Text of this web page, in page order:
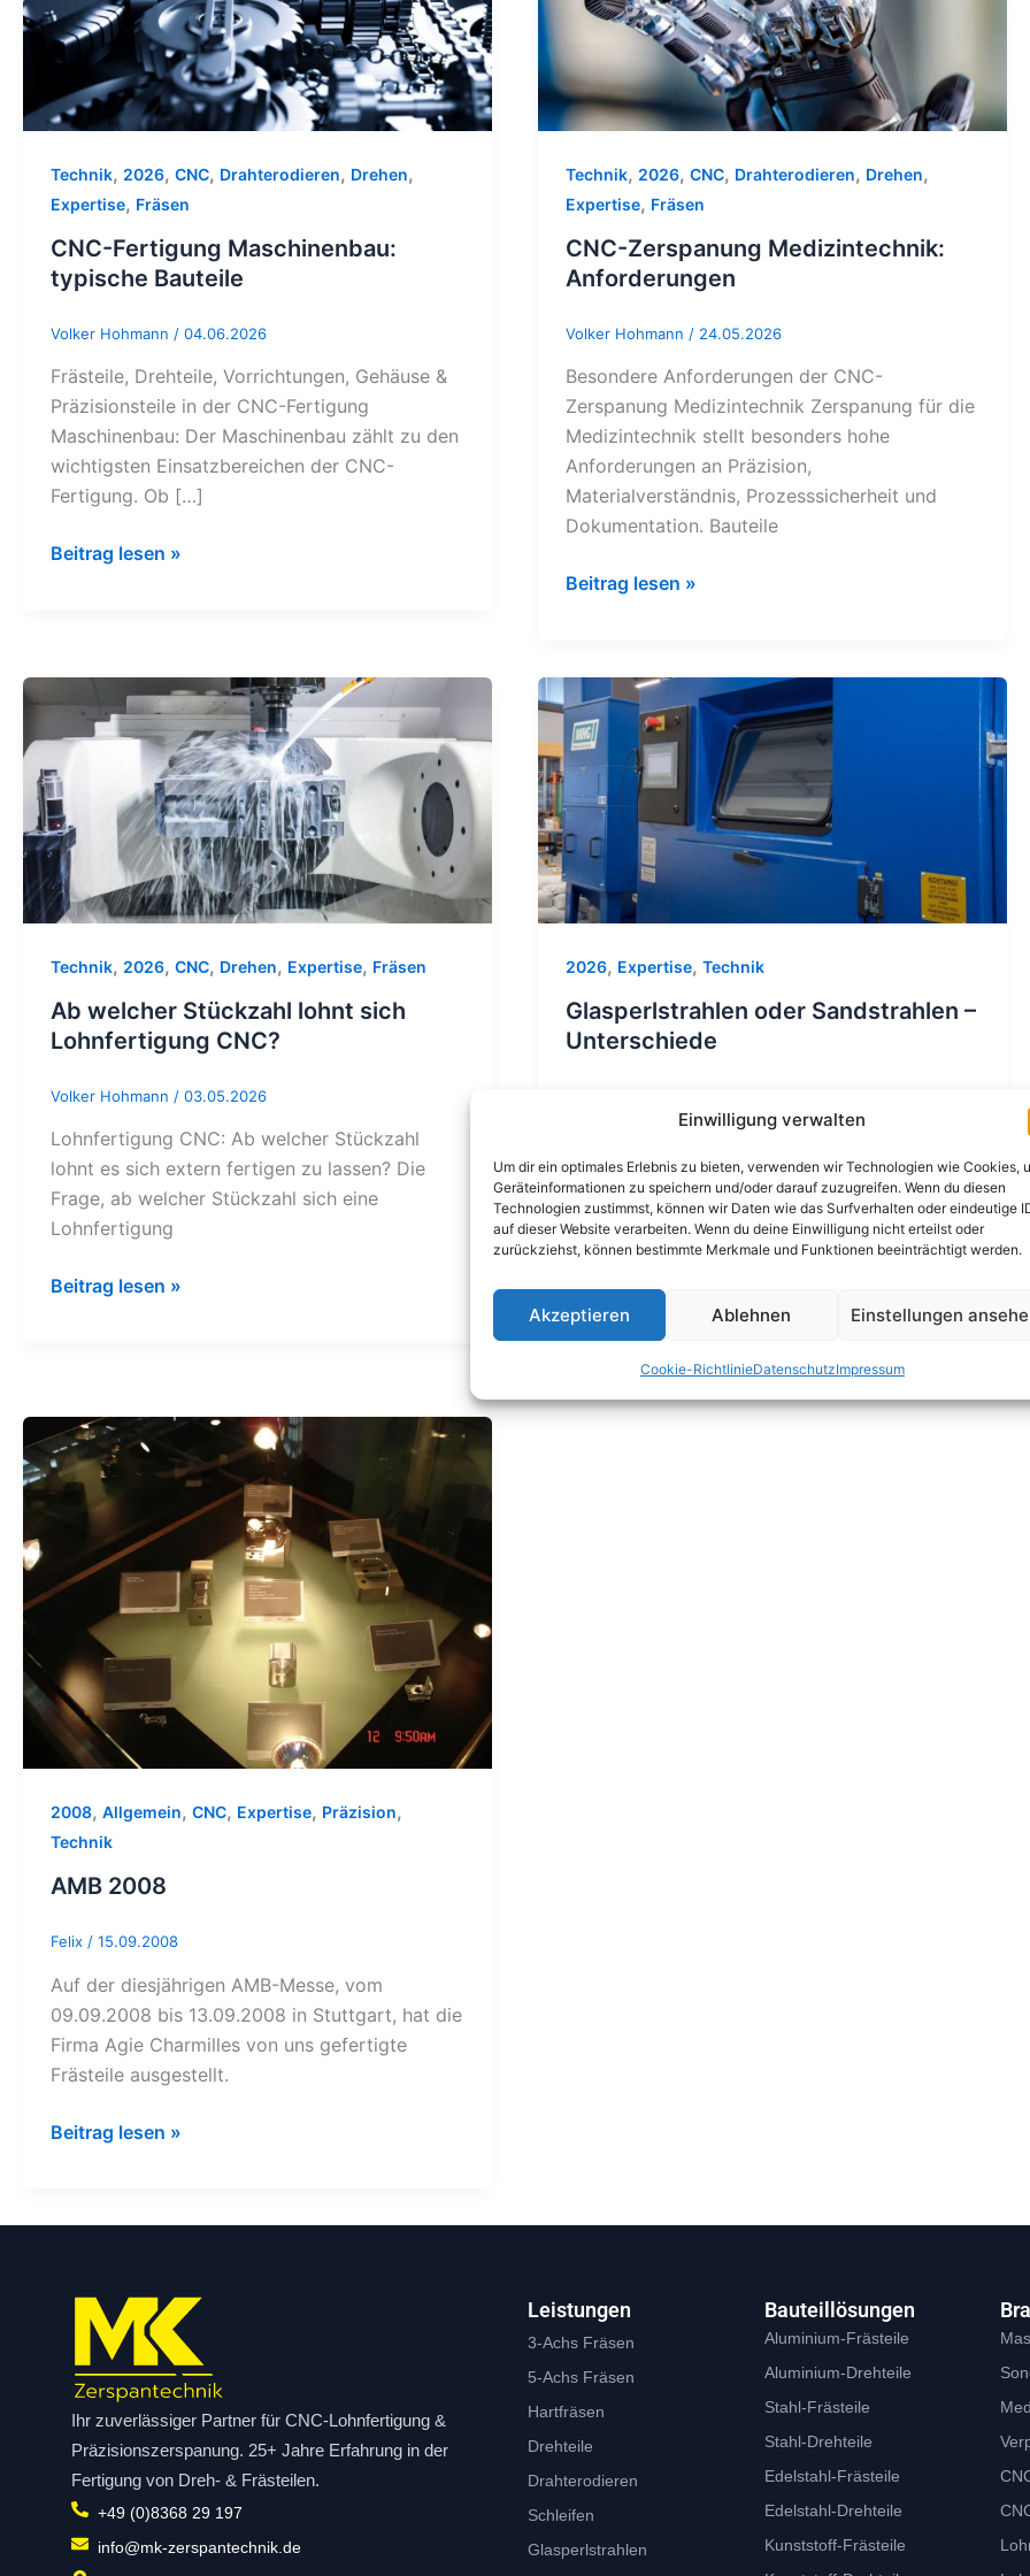
Einwilligung verwalten
Um dir ein optimales Erlebnis zu bieten, verwenden wir Technologien wie Cookies,
Geräteinformationen zu speichern und/oder darauf zuzugreifen. Wenn du diesen
Technologien zustimmst, können wir Daten wie das Surfverhalten oder eindeutige
auf dieser Website verarbeiten. Wenn du deine Einwilligung nicht erteilst oder
zurückziehst, können bestimmte Merkmale und Funktionen beeinträchtigt werden.
Akzeptieren Ablehnen Einstellungen
Cookie-RichtlinieDatenschutzImpressum
Technik, 2026, CNC, Drahterodieren, Drehen,
Expertise, Fräsen
CNC-Fertigung Maschinenbau:
typische Bauteile
Volker Hohmann / 04.06.2026
Frästeile, Drehteile, Vorrichtungen, Gehäuse &
Präzisionsteile in der CNC-Fertigung
Maschinenbau: Der Maschinenbau zählt zu den
wichtigsten Einsatzbereichen der CNC-
Fertigung. Ob […]
Bauteile
Beitrag lesen »
Technik, 2026, CNC, Drahterodieren, Drehen,
Expertise, Fräsen
CNC-Zerspanung Medizintechnik:
Anforderungen
Volker Hohmann / 24.05.2026
Besondere Anforderungen der CNC-
Zerspanung Medizintechnik Zerspanung für die
Medizintechnik stellt besonders hohe
Anforderungen an Präzision,
Materialverständnis, Prozesssicherheit und
Dokumentation. Bauteile
Beitrag lesen »
Technik, 2026, CNC, Drehen, Expertise, Fräsen
Ab welcher Stückzahl lohnt sich
Lohnfertigung CNC?
Volker Hohmann / 03.05.2026
Lohnfertigung CNC: Ab welcher Stückzahl
lohnt es sich extern fertigen zu lassen? Die
Frage, ab welcher Stückzahl sich eine
Lohnfertigung
welcher
Stückzahl
lohnt
sich
Lohnfertigung
CNC?
Beitrag lesen »
2026, Expertise, Technik
Glasperlstrahlen oder Sandstrahlen –
Unterschiede
Unterschiede gibt es zwischen den Verfahren?
Wer Bauteile strahlen lassen möchte, stößt
schnell auf zwei
Glasperlstrahlen
oder
Sandstrahlen
–
Unterschiede
Beitrag lesen »
2008, Allgemein, CNC, Expertise, Präzision,
Technik
AMB 2008
Felix / 15.09.2008
Auf der diesjährigen AMB-Messe, vom
09.09.2008 bis 13.09.2008 in Stuttgart, hat die
Firma Agie Charmilles von uns gefertigte
Frästeile ausgestellt.
AMB
2008
Beitrag lesen »
Ihr zuverlässiger Partner für CNC-Lohnfertigung &
Präzisionszerspanung. 25+ Jahre Erfahrung in der
Fertigung von Dreh- & Frästeilen.
+49 (0)8368 29 197
info@mk-zerspantechnik.de
Leistungen
3-Achs Fräsen
5-Achs Fräsen
Hartfräsen
Drehteile
Drahterodieren
Schleifen
Glasperlstrahlen
Bauteillösungen
Aluminium-Frästeile
Aluminium-Drehteile
Stahl-Frästeile
Stahl-Drehteile
Edelstahl-Frästeile
Edelstahl-Drehteile
Kunststoff-Frästeile